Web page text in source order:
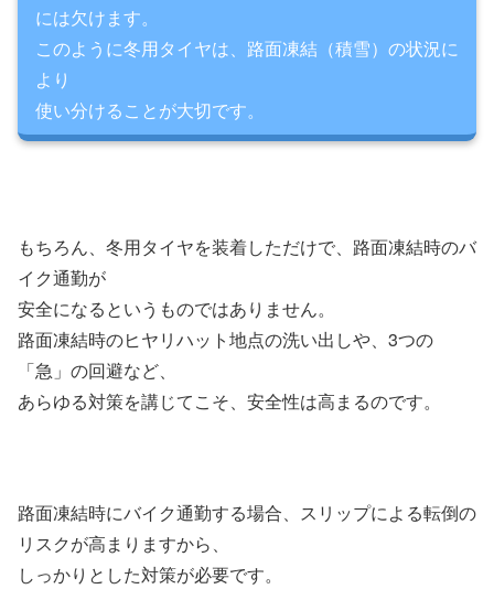
には欠けます。
このように冬用タイヤは、路面凍結（積雪）の状況に
より
使い分けることが大切です。
もちろん、冬用タイヤを装着しただけで、路面凍結時のバ
イク通勤が
安全になるというものではありません。
路面凍結時のヒヤリハット地点の洗い出しや、3つの
「急」の回避など、
あらゆる対策を講じてこそ、安全性は高まるのです。
路面凍結時にバイク通勤する場合、スリップによる転倒の
リスクが高まりますから、
しっかりとした対策が必要です。